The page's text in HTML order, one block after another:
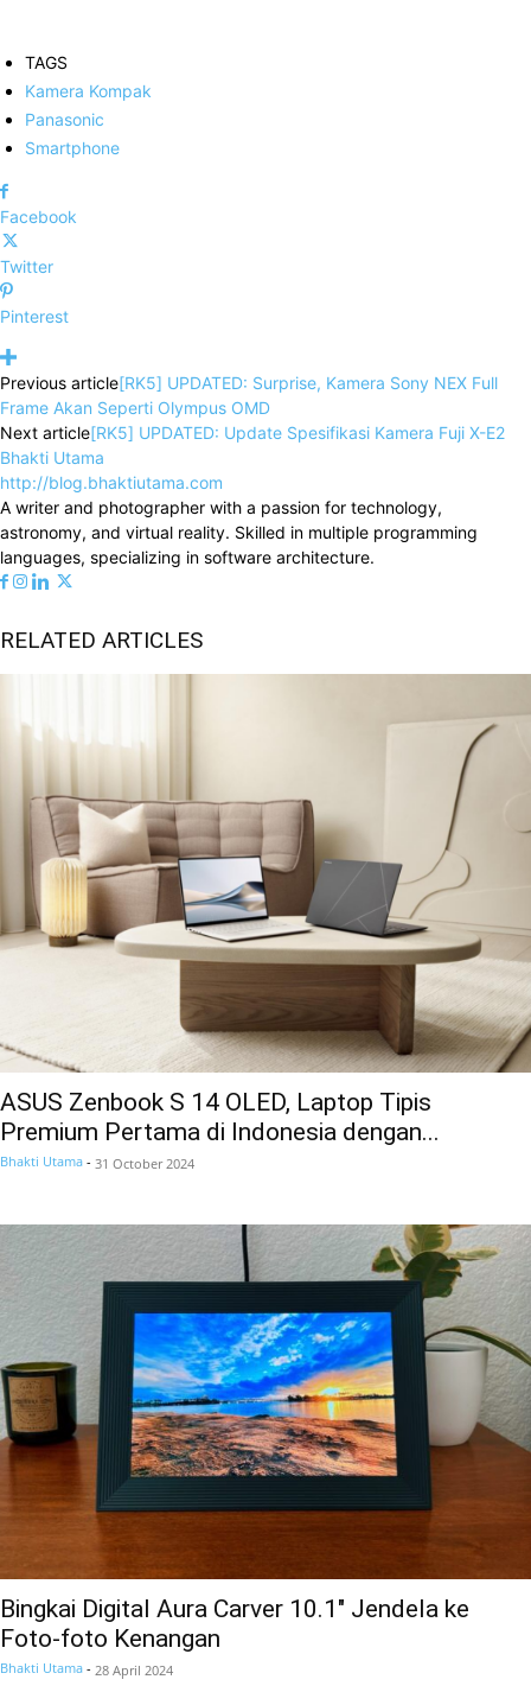
TAGS
Kamera Kompak
Panasonic
Smartphone
Facebook
Twitter
Pinterest
Previous article[RK5] UPDATED: Surprise, Kamera Sony NEX Full
Frame Akan Seperti Olympus OMD
Next article[RK5] UPDATED: Update Spesifikasi Kamera Fuji X-E2
Bhakti Utama
http://blog.bhaktiutama.com
A writer and photographer with a passion for technology,
astronomy, and virtual reality. Skilled in multiple programming
languages, specializing in software architecture.
RELATED ARTICLES
ASUS Zenbook S 14 OLED, Laptop Tipis
Premium Pertama di Indonesia dengan...
Bhakti Utama - 31 October 2024
Bingkai Digital Aura Carver 10.1″ Jendela ke
Foto-foto Kenangan
Bhakti Utama - 28 April 2024